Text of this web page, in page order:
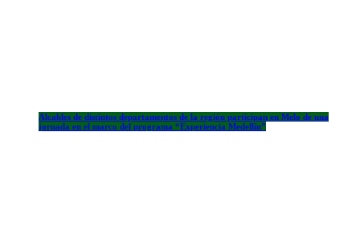
Alcaldes de distintos departamentos de la región participan en Melo de una
jornada en el marco del programa “Experiencia Medellín”